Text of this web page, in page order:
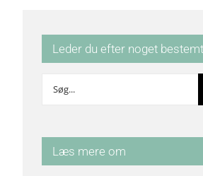
Leder du efter noget bestemt
Læs mere om